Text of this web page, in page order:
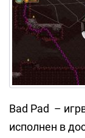
Bad Pad –
исполнен в